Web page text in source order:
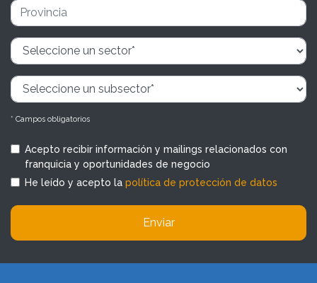
* Campos obligatorios
Acepto recibir información y mailings relacionados con
franquicia y oportunidades de negocio
He leído y acepto la política de protección de datos
Enviar